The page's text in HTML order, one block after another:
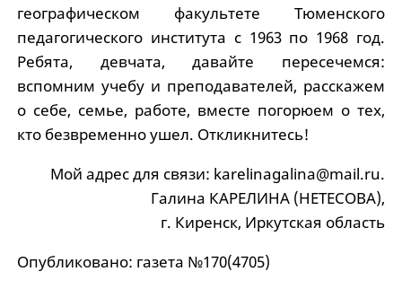
географическом факультете Тюменского
педагогического института с 1963 по 1968 год.
Ребята, девчата, давайте пересечемся:
вспомним учебу и преподавателей, расскажем
о себе, семье, работе, вместе погорюем о тех,
кто безвременно ушел. Откликнитесь!
Мой адрес для связи: karelinagalina@mail.ru.
Галина КАРЕЛИНА (НЕТЕСОВА),
г. Киренск, Иркутская область
Опубликовано: газета №170(4705)